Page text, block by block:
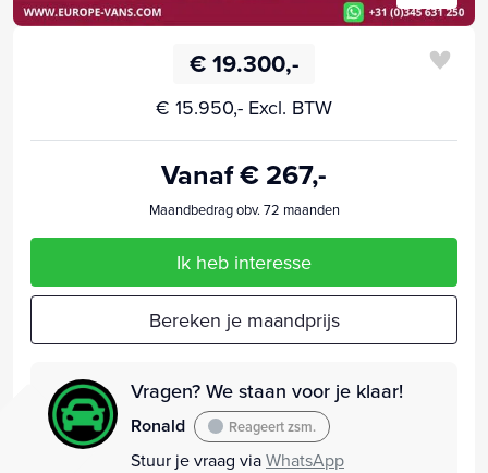
€ 19.300,-
€ 15.950,- Excl. BTW
Vanaf € 267,-
Maandbedrag obv. 72 maanden
Ik heb interesse
Bereken je maandprijs
Vragen? We staan voor je klaar!
Ronald Reageert zsm.
Stuur je vraag viaWhatsApp